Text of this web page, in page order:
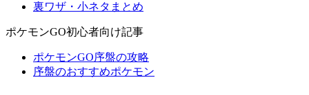
裏ワザ・小ネタまとめ
ポケモンGO初心者向け記事
ポケモンGO序盤の攻略
序盤のおすすめポケモン